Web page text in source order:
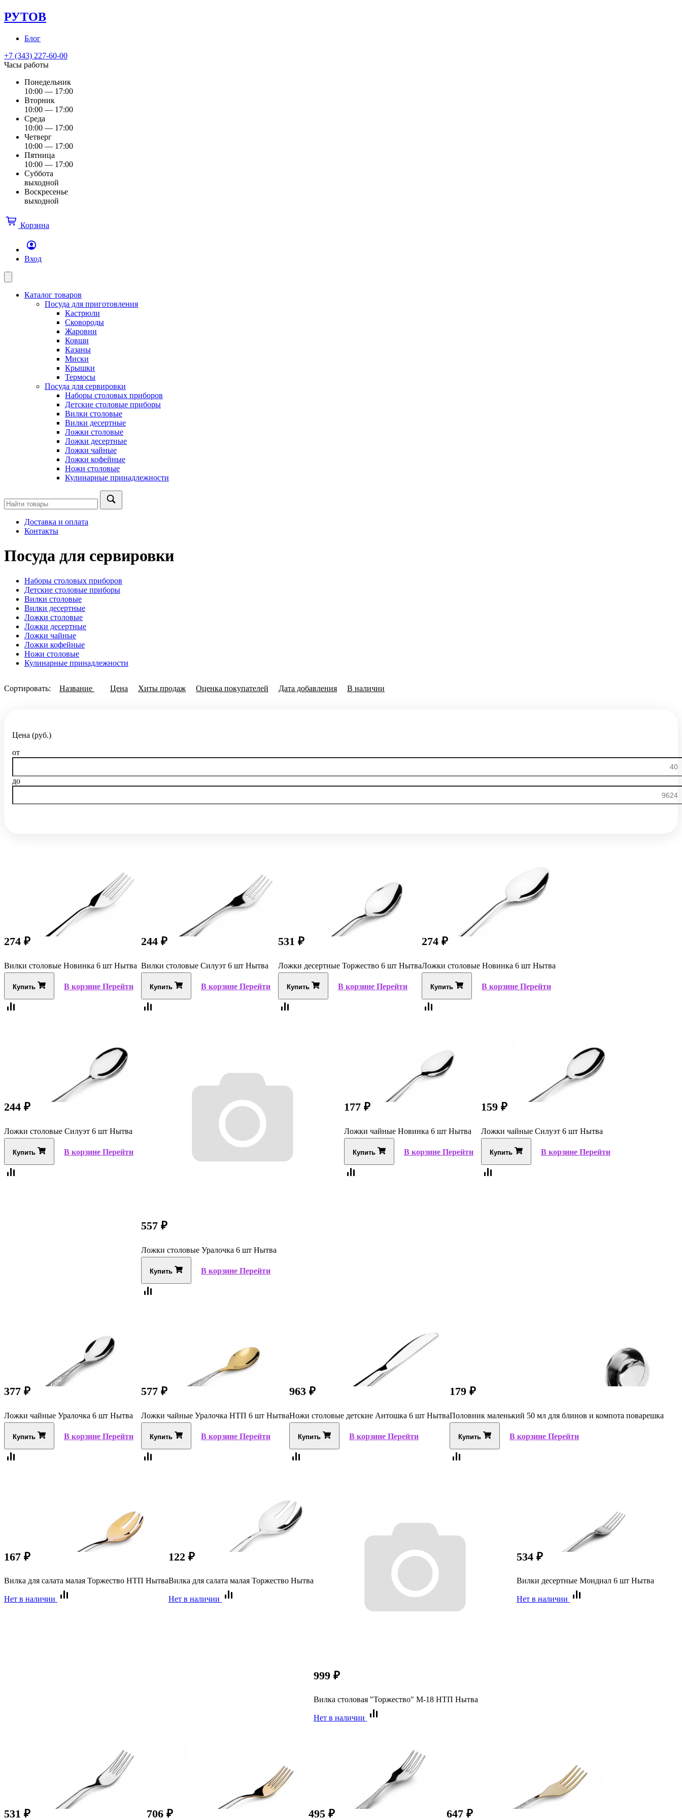
РУТОВ
Блог
+7 (343) 227-60-00
Часы работы
Понедельник
10:00 — 17:00
Вторник
10:00 — 17:00
Среда
10:00 — 17:00
Четверг
10:00 — 17:00
Пятница
10:00 — 17:00
Суббота
выходной
Воскресенье
выходной
Корзина
Вход
Каталог товаров
Посуда для приготовления
Кастрюли
Сковороды
Жаровни
Ковши
Казаны
Миски
Крышки
Термосы
Посуда для сервировки
Наборы столовых приборов
Детские столовые приборы
Вилки столовые
Вилки десертные
Ложки столовые
Ложки десертные
Ложки чайные
Ложки кофейные
Ножи столовые
Кулинарные принадлежности
Доставка и оплата
Контакты
Посуда для сервировки
Наборы столовых приборов
Детские столовые приборы
Вилки столовые
Вилки десертные
Ложки столовые
Ложки десертные
Ложки чайные
Ложки кофейные
Ножи столовые
Кулинарные принадлежности
Сортировать: Название Цена Хиты продаж Оценка покупателей Дата добавления В наличии
Цена (руб.)
от
до
274 ₽
Вилки столовые Новинка 6 шт Нытва
Купить В корзине Перейти
244 ₽
Вилки столовые Силуэт 6 шт Нытва
Купить В корзине Перейти
531 ₽
Ложки десертные Торжество 6 шт Нытва
Купить В корзине Перейти
274 ₽
Ложки столовые Новинка 6 шт Нытва
Купить В корзине Перейти
244 ₽
Ложки столовые Силуэт 6 шт Нытва
Купить В корзине Перейти
557 ₽
Ложки столовые Уралочка 6 шт Нытва
Купить В корзине Перейти
177 ₽
Ложки чайные Новинка 6 шт Нытва
Купить В корзине Перейти
159 ₽
Ложки чайные Силуэт 6 шт Нытва
Купить В корзине Перейти
377 ₽
Ложки чайные Уралочка 6 шт Нытва
Купить В корзине Перейти
577 ₽
Ложки чайные Уралочка НТП 6 шт Нытва
Купить В корзине Перейти
963 ₽
Ножи столовые детские Антошка 6 шт Нытва
Купить В корзине Перейти
179 ₽
Половник маленький 50 мл для блинов и компота поварешка
Купить В корзине Перейти
167 ₽
Вилка для салата малая Торжество НТП Нытва
Нет в наличии
122 ₽
Вилка для салата малая Торжество Нытва
Нет в наличии
999 ₽
Вилка столовая "Торжество" М-18 НТП Нытва
Нет в наличии
534 ₽
Вилки десертные Мондиал 6 шт Нытва
Нет в наличии
531 ₽ 706 ₽ 495 ₽ 647 ₽